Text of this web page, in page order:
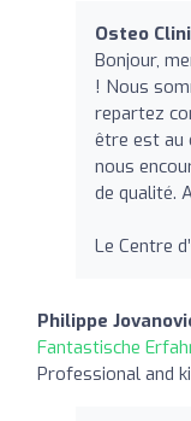
Osteo
Bonjour,
! Nous
repartez
être est au
nous
de qualité.
Le Centre
Philippe
Fantastische
Professional and